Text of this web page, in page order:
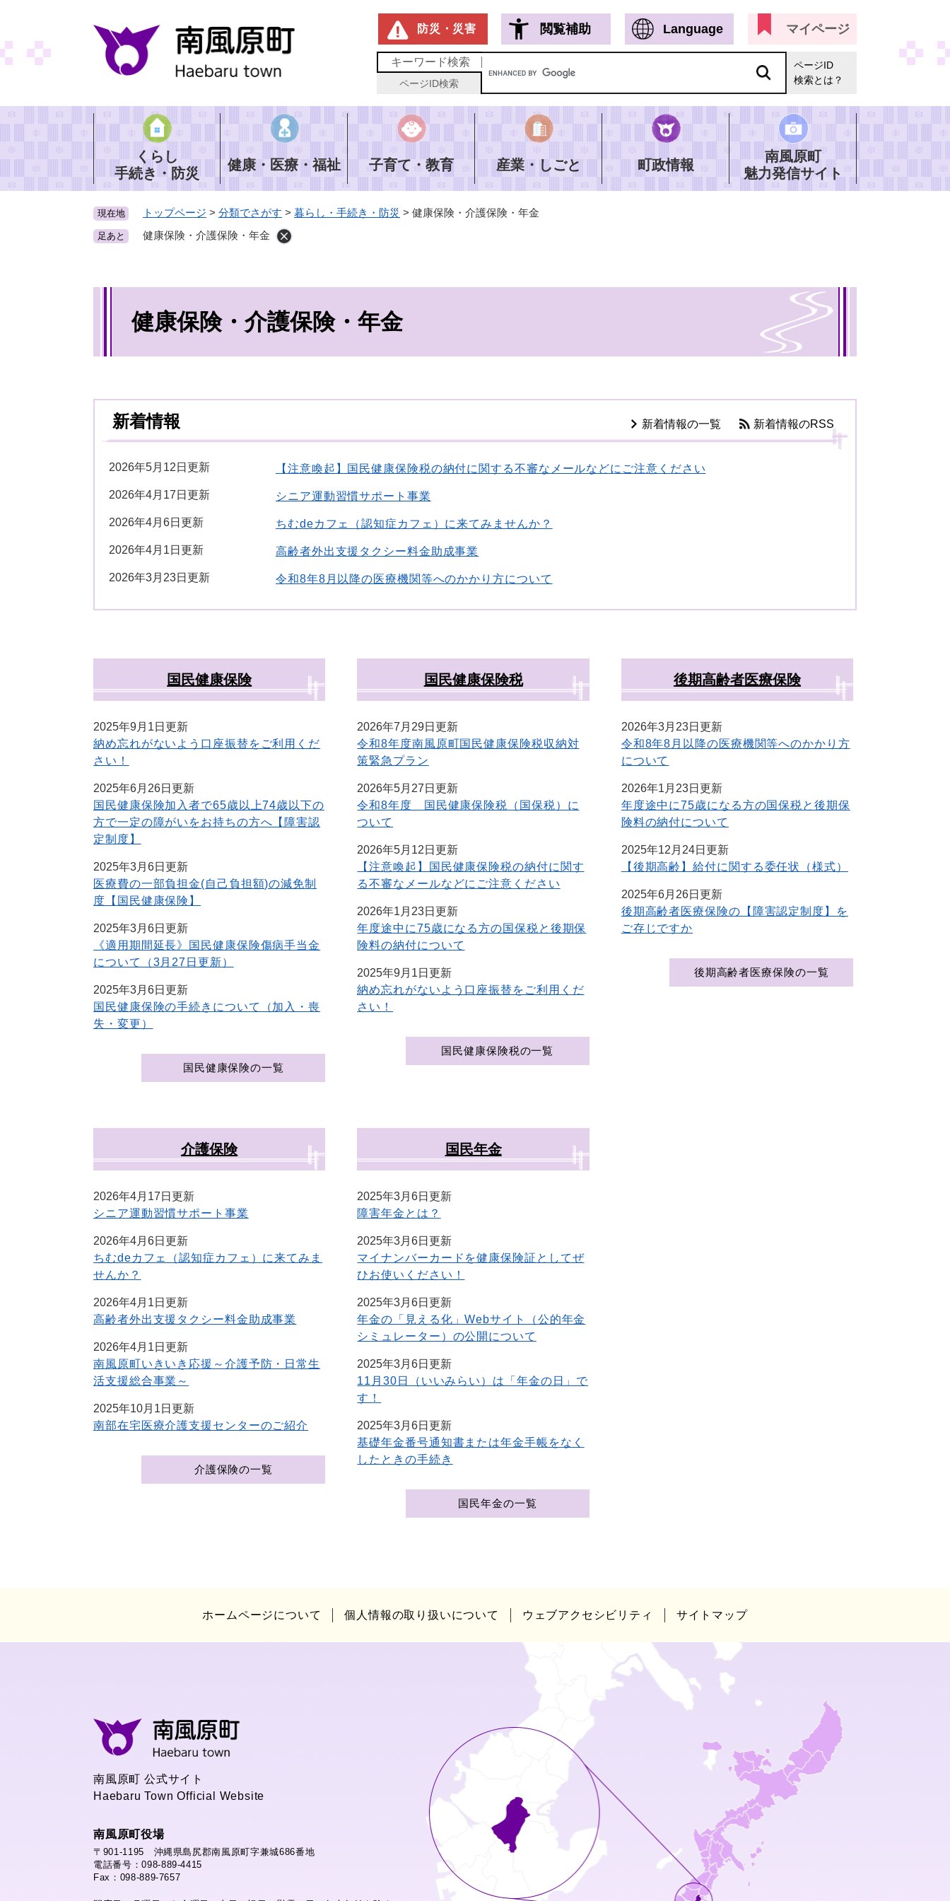
ジ
の
で
す
。
防災・災害 閲覧補助 Language マイページ
キーワード検索
ページID検索
ページID
検索とは？
くらし
手続き・防災
健康・医療・福祉 子育て・教育 産業・しごと 町政情報
南風原町
魅力発信サイト
現在地 トップページ > 分類でさがす > 暮らし・手続き・防災 > 健康保険・介護保険・年金
足あと 健康保険・介護保険・年金
健康保険・介護保険・年金
新着情報
2026年5月12日更新 【注意喚起】国民健康保険税の納付に関する不審なメールなどにご注意ください
2026年4月17日更新 シニア運動習慣サポート事業
2026年4月6日更新 ちむdeカフェ（認知症カフェ）に来てみませんか？
2026年4月1日更新 高齢者外出支援タクシー料金助成事業
2026年3月23日更新 令和8年8月以降の医療機関等へのかかり方について
新着情報の一覧 新着情報のRSS
国民健康保険
2025年9月1日更新
納め忘れがないよう口座振替をご利用くだ
さい！
2025年6月26日更新
国民健康保険加入者で65歳以上74歳以下の
方で一定の障がいをお持ちの方へ【障害認
定制度】
2025年3月6日更新
医療費の一部負担金(自己負担額)の減免制
度【国民健康保険】
2025年3月6日更新
《適用期間延長》国民健康保険傷病手当金
について（3月27日更新）
2025年3月6日更新
国民健康保険の手続きについて（加入・喪
失・変更）
国民健康保険の一覧
国民健康保険税
2026年7月29日更新
令和8年度南風原町国民健康保険税収納対
策緊急プラン
2026年5月27日更新
令和8年度 国民健康保険税（国保税）に
ついて
2026年5月12日更新
【注意喚起】国民健康保険税の納付に関す
る不審なメールなどにご注意ください
2026年1月23日更新
年度途中に75歳になる方の国保税と後期保
険料の納付について
2025年9月1日更新
納め忘れがないよう口座振替をご利用くだ
さい！
国民健康保険税の一覧
後期高齢者医療保険
2026年3月23日更新
令和8年8月以降の医療機関等へのかかり方
について
2026年1月23日更新
年度途中に75歳になる方の国保税と後期保
険料の納付について
2025年12月24日更新
【後期高齢】給付に関する委任状（様式）
2025年6月26日更新
後期高齢者医療保険の【障害認定制度】を
ご存じですか
後期高齢者医療保険の一覧
介護保険
2026年4月17日更新
シニア運動習慣サポート事業
2026年4月6日更新
ちむdeカフェ（認知症カフェ）に来てみま
せんか？
2026年4月1日更新
高齢者外出支援タクシー料金助成事業
2026年4月1日更新
南風原町いきいき応援～介護予防・日常生
活支援総合事業～
2025年10月1日更新
南部在宅医療介護支援センターのご紹介
介護保険の一覧
国民年金
2025年3月6日更新
障害年金とは？
2025年3月6日更新
マイナンバーカードを健康保険証としてぜ
ひお使いください！
2025年3月6日更新
年金の「見える化」Webサイト（公的年金
シミュレーター）の公開について
2025年3月6日更新
11月30日（いいみらい）は「年金の日」で
す！
2025年3月6日更新
基礎年金番号通知書または年金手帳をなく
したときの手続き
国民年金の一覧
ホームページについて 個人情報の取り扱いについて ウェブアクセシビリティ サイトマップ
南風原町 公式サイト
Haebaru Town Official Website
南風原町役場
〒901-1195 沖縄県島尻郡南風原町字兼城686番地
電話番号：098-889-4415
Fax：098-889-7657